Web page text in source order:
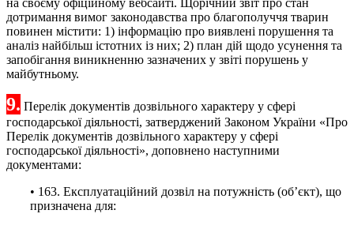
на своєму офіційному вебсайті. Щорічний звіт про стан
дотримання вимог законодавства про благополуччя тварин
повинен містити: 1) інформацію про виявлені порушення та
аналіз найбільш істотних із них; 2) план дій щодо усунення та
запобігання виникненню зазначених у звіті порушень у
майбутньому.
9. Перелік документів дозвільного характеру у сфері
господарської діяльності, затверджений Законом України «Про
Перелік документів дозвільного характеру у сфері
господарської діяльності», доповнено наступними
документами:
• 163. Експлуатаційний дозвіл на потужність (об’єкт), що
призначена для: